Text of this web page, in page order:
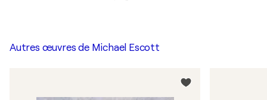
Autres œuvres de Michael Escott